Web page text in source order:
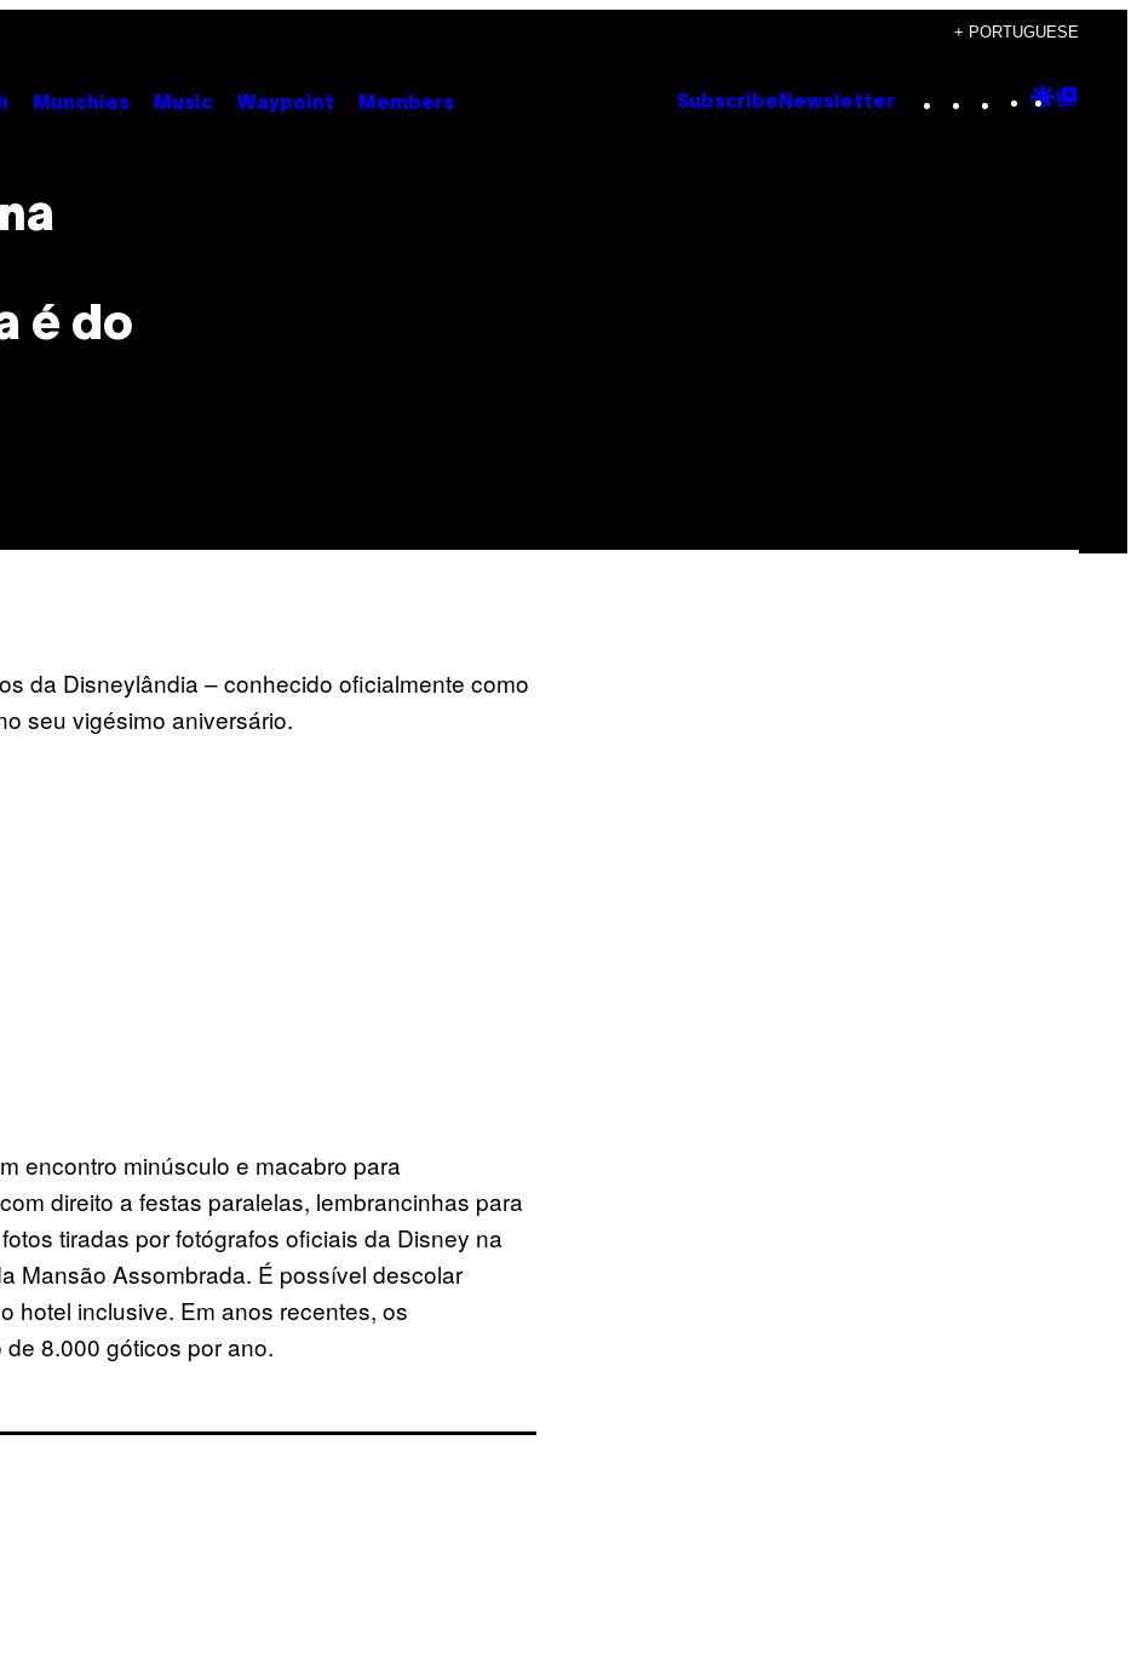
+ PORTUGUESE
Munchies Music Waypoint Members Subscribe Newsletter Instagram
TikTok
YouTube
Google
é do
da Disneylândia – conhecido oficialmente como
seu vigésimo aniversário.
encontro minúsculo e macabro para
direito a festas paralelas, lembrancinhas para
tiradas por fotógrafos oficiais da Disney na
Mansão Assombrada. É possível descolar
hotel inclusive. Em anos recentes, os
8.000 góticos por ano.